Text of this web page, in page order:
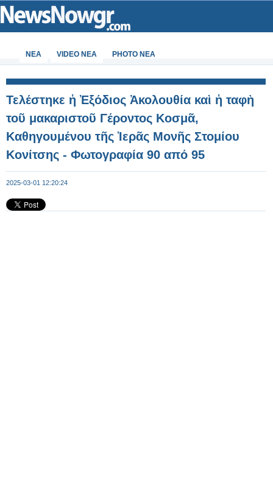
ΝΕΑ VIDEO NEA PHOTO NEA
Τελέστηκε ἡ Ἐξόδιος Ἀκολουθία καὶ ἡ ταφὴ
τοῦ μακαριστοῦ Γέροντος Κοσμᾶ,
Καθηγουμένου τῆς Ἱερᾶς Μονῆς Στομίου
Κονίτσης - Φωτογραφία 90 από 95
2025-03-01 12:20:24